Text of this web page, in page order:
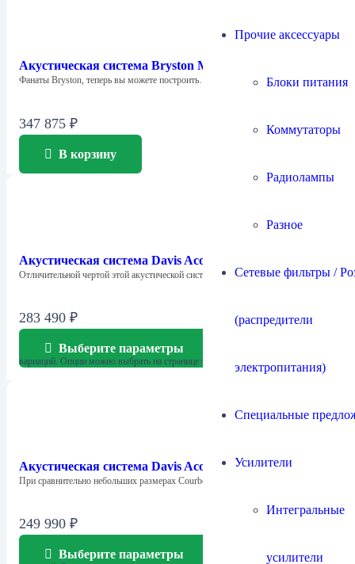
Прочие аксессуары
Блоки питания
Коммутаторы
Радиолампы
Разное
Сетевые фильтры /
(распредители
электропитания)
Специальные
Усилители
Интегральные
усилители
Акустическая система Bryston Model T Mini T Active
Фанаты Bryston, теперь вы можете построить…
347 875 ₽
В корзину
Акустическая система Davis Acoustics — Krypton 10
Отличительной чертой этой акустической системы от…
283 490 ₽
Выберите параметры
вариаций. Опции можно выбрать на странице товара.
Акустическая система Davis Acoustics Courbet 3 S2
При сравнительно небольших размерах Courbet 3…
249 990 ₽
Выберите параметры
Этот товар имеет несколько